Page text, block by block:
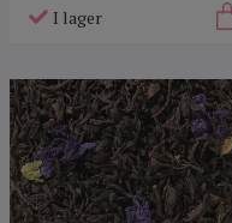
I lager